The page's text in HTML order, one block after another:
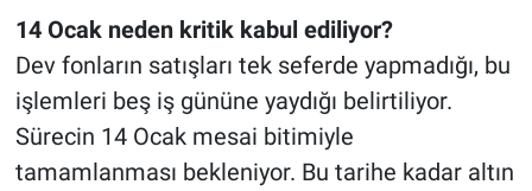
14 Ocak neden kritik kabul ediliyor?
Dev fonların satışları tek seferde yapmadığı, bu
işlemleri beş iş gününe yaydığı belirtiliyor.
Sürecin 14 Ocak mesai bitimiyle
tamamlanması bekleniyor. Bu tarihe kadar altın